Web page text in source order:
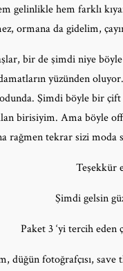
gelinlikle hem farklı
ormana da gidelim,
bir de şimdi niye
yüzünden
Şimdi böyle bir çift
birisiyim. Ama böyle
rağmen tekrar sizi
Teşekkür
Şimdi gelsin
Paket 3 ‘yi tercih eden
düğün fotoğrafçısı, save